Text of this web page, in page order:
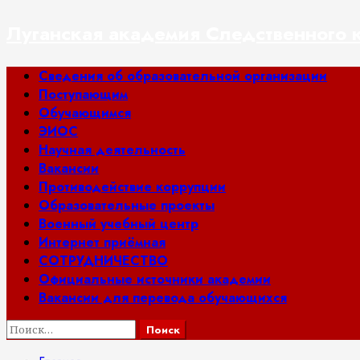
содержимому
Основное
меню
Сведения об образовательной организации
Поступающим
Обучающимся
ЭИОС
Научная деятельность
Вакансии
Противодействие коррупции
Образовательные проекты
Военный учебный центр
Интернет приёмная
СОТРУДНИЧЕСТВО
Официальные источники академии
Вакансии для перевода обучающихся
Найти: